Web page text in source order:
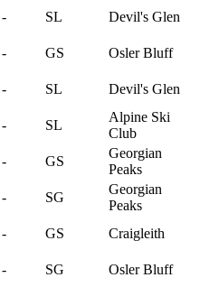
- SL Devil's Glen
- GS Osler Bluff
- SL Devil's Glen
- SL
Alpine Ski
Club
- GS
Georgian
Peaks
- SG
Georgian
Peaks
- GS Craigleith
- SG Osler Bluff